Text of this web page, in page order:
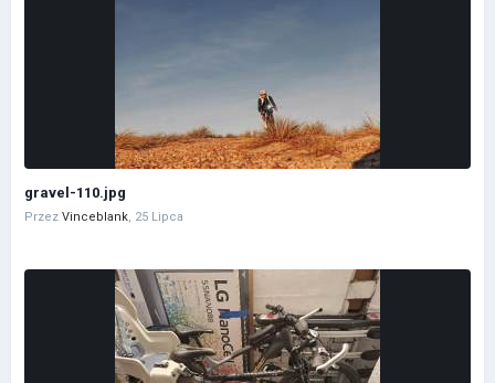
gravel-110.jpg
Przez Vinceblank, 25 Lipca